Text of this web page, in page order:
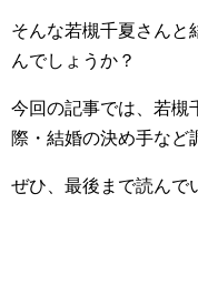
そんな若槻千夏さんと
んでしょうか？
今回の記事では、若槻
際・結婚の決め手など
ぜひ、最後まで読んで